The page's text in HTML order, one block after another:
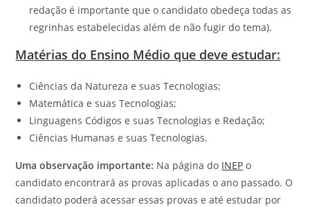
redação é importante que o candidato obedeça todas as
regrinhas estabelecidas além de não fugir do tema).
Matérias do Ensino Médio que deve estudar:
Ciências da Natureza e suas Tecnologias;
Matemática e suas Tecnologias;
Linguagens Códigos e suas Tecnologias e Redação;
Ciências Humanas e suas Tecnologias.
Uma observação importante: Na página do INEP o
candidato encontrará as provas aplicadas o ano passado. O
candidato poderá acessar essas provas e até estudar por